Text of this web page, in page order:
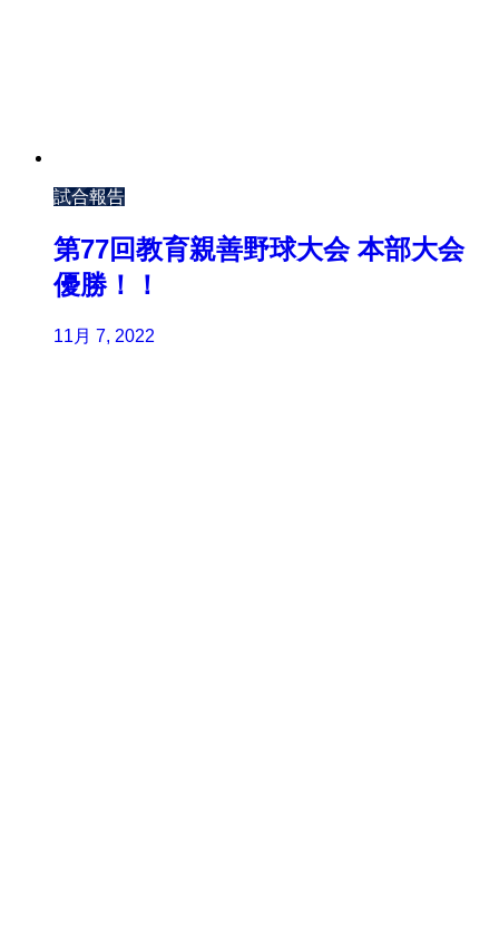
試合報告
第77回教育親善野球大会 本部大会
優勝！！
11月 7, 2022